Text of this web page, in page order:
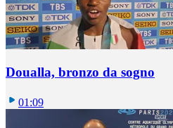
Doualla, bronzo da sogno
01:09